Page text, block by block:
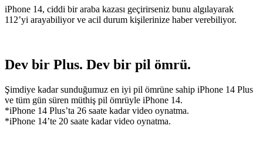
iPhone 14, ciddi bir araba kazası geçirirseniz bunu algılayarak
112’yi arayabiliyor ve acil durum kişilerinize haber verebiliyor.
Dev bir Plus. Dev bir pil ömrü.
Şimdiye kadar sunduğumuz en iyi pil ömrüne sahip iPhone 14 Plus
ve tüm gün süren müthiş pil ömrüyle iPhone 14.
*iPhone 14 Plus’ta 26 saate kadar video oynatma.
*iPhone 14’te 20 saate kadar video oynatma.